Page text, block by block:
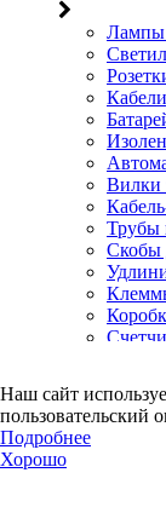
Лампы
Вилки
Трубы
Скобы
Двери
Наш сайт
пользовательский
Подробнее
Хорошо